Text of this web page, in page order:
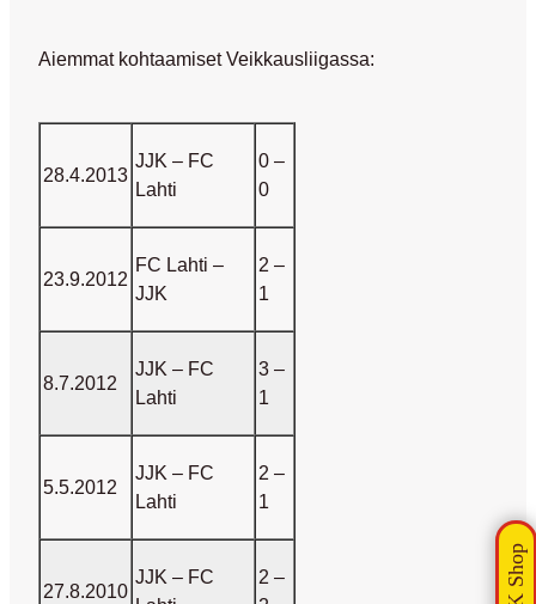
Aiemmat kohtaamiset Veikkausliigassa:
28.4.2013
JJK – FC
Lahti
0 –
0
23.9.2012
FC Lahti –
JJK
2 –
1
8.7.2012
JJK – FC
Lahti
3 –
1
5.5.2012
JJK – FC
Lahti
2 –
1
27.8.2010
JJK – FC
2 –